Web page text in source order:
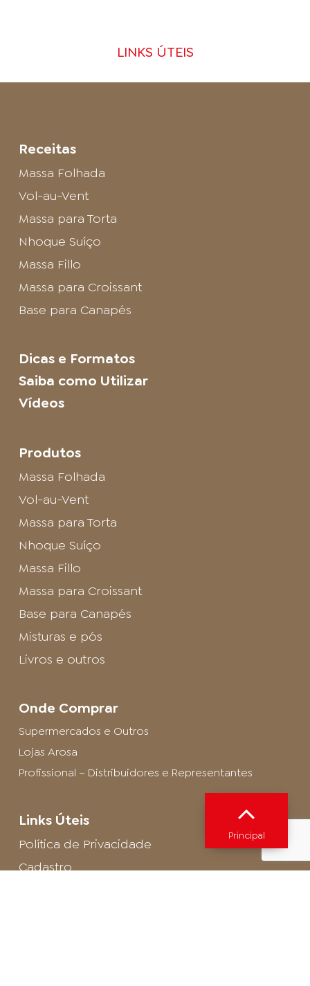
LINKS ÚTEIS
Receitas
Massa Folhada
Vol-au-Vent
Massa para Torta
Nhoque Suíço
Massa Fillo
Massa para Croissant
Base para Canapés
Dicas e Formatos
Saiba como Utilizar
Vídeos
Produtos
Massa Folhada
Vol-au-Vent
Massa para Torta
Nhoque Suíço
Massa Fillo
Massa para Croissant
Base para Canapés
Misturas e pós
Livros e outros
Onde Comprar
Supermercados e Outros
Lojas Arosa
Profissional – Distribuidores e Representantes
Links Úteis
Política de Privacidade
Cadastro
Principal